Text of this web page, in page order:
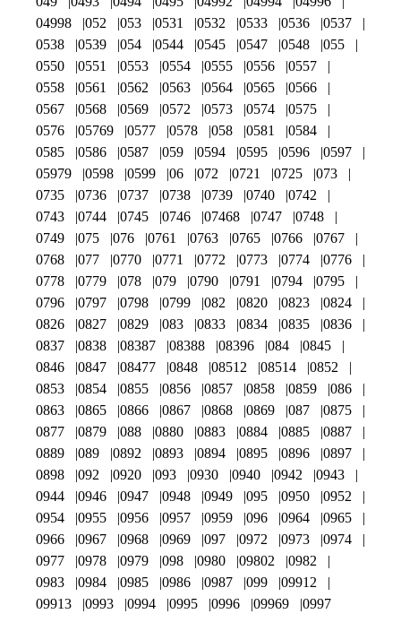
04998
052 053 0531 0532 0533 0536
0537
0538
0539 054 0544 0545 0547 0548
055
0550
0551 0553 0554 0555 0556
0557
0558
0561 0562 0563 0564 0565
0566
0567
0568 0569 0572 0573 0574
0575
0576
05769 0577 0578 058 0581
0584
0585
0586 0587 059 0594 0595 0596
0597
05979
0598 0599 06 072 0721 0725
073
0735
0736 0737 0738 0739 0740
0742
0743
0744 0745 0746 07468 0747
0748
0749
075 076 0761 0763 0765 0766
0767
0768
077 0770 0771 0772 0773 0774
0776
0778
0779 078 079 0790 0791 0794
0795
0796
0797 0798 0799 082 0820 0823
0824
0826
0827 0829 083 0833 0834 0835
0836
0837
0838 08387 08388 08396 084
0845
0846
0847 08477 0848 08512 08514
0852
0853
0854 0855 0856 0857 0858 0859
086
0863
0865 0866 0867 0868 0869 087
0875
0877
0879 088 0880 0883 0884 0885
0887
0889
089 0892 0893 0894 0895 0896
0897
0898
092 0920 093 0930 0940 0942
0943
0944
0946 0947 0948 0949 095 0950
0952
0954
0955 0956 0957 0959 096 0964
0965
0966
0967 0968 0969 097 0972 0973
0974
0977
0978 0979 098 0980 09802
0982
0983
0984 0985 0986 0987 099
09912
09913
0993 0994 0995 0996 09969 0997